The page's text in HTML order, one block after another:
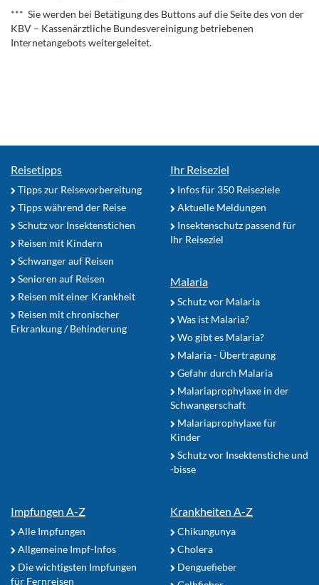
*** Sie werden bei Betätigung des Buttons auf die Seite des von der
KBV – Kassenärztliche Bundesvereinigung betriebenen
Internetangebots weitergeleitet.
Reisetipps
Tipps zur Reisevorbereitung
Tipps während der Reise
Schutz vor Insektenstichen
Reisen mit Kindern
Schwanger auf Reisen
Senioren auf Reisen
Reisen mit einer Krankheit
Reisen mit chronischer
Erkrankung / Behinderung
Ihr Reiseziel
Infos für 350 Reiseziele
Aktuelle Meldungen
Insektenschutz passend für
Ihr Reiseziel
Malaria
Schutz vor Malaria
Was ist Malaria?
Wo gibt es Malaria?
Malaria - Übertragung
Gefahr durch Malaria
Malariaprophylaxe in der
Schwangerschaft
Malariaprophylaxe für
Kinder
Schutz vor Insektenstiche und
-bisse
Impfungen A-Z
Alle Impfungen
Allgemeine Impf-Infos
Die wichtigsten Impfungen
für Fernreisen
Krankheiten A-Z
Chikungunya
Cholera
Denguefieber